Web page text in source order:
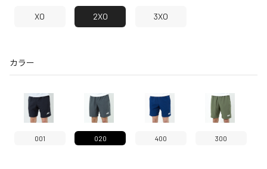
XO 2XO 3XO
カラー
001 020 400 300